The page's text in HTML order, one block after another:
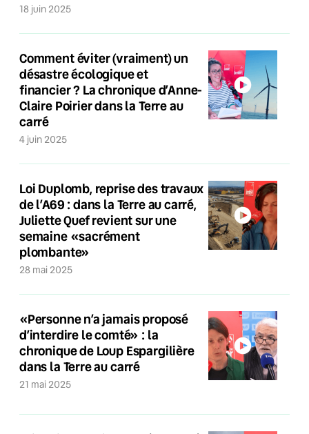
18 juin 2025
Comment éviter (vraiment) un
désastre écologique et
financier ? La chronique d’Anne-
Claire Poirier dans la Terre au
carré
4 juin 2025
Loi Duplomb, reprise des travaux
de l’A69 : dans la Terre au carré,
Juliette Quef revient sur une
semaine «sacrément
plombante»
28 mai 2025
«Personne n’a jamais proposé
d’interdire le comté» : la
chronique de Loup Espargilière
dans la Terre au carré
21 mai 2025